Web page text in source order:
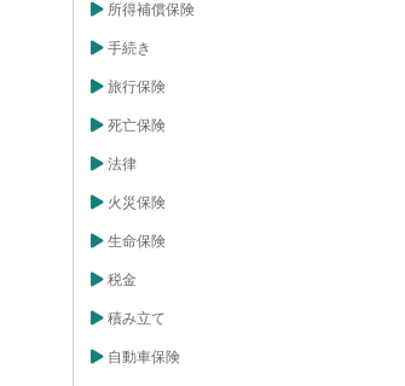
所得補償保険
手続き
旅行保険
死亡保険
法律
火災保険
生命保険
税金
積み立て
自動車保険